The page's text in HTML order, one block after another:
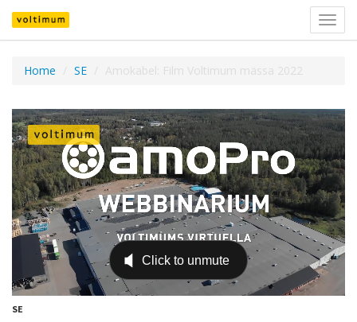
Välj
Home SE Amokabel: Film Voltimum mässa 2022
SE